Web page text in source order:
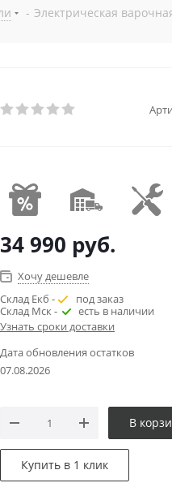
- Электрическая
34 990 руб.
Хочу дешевле
Склад Екб -
под заказ
Склад Мск -
есть в наличии
Узнать сроки доставки
Дата обновления остатков
07.08.2026
В
Купить в 1 клик